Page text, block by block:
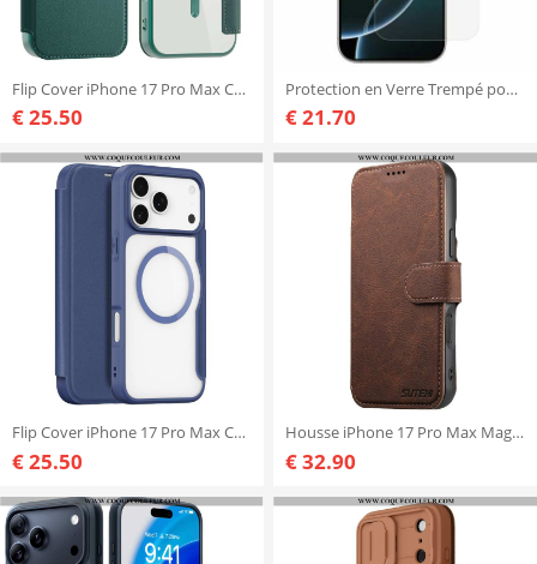
Flip Cover iPhone 17 Pro Max Compatible MagSafe avec Blocage RFID
€ 25.50
Protection en Verre Trempé pour Écran iPhone 17 Pro Max
€ 21.70
Flip Cover iPhone 17 Pro Max Compatible MagSafe Skin X Pro Series DUX DUCIS
€ 25.50
Housse iPhone 17 Pro Max Magsafe 2-en-1 SUTENI
€ 32.90